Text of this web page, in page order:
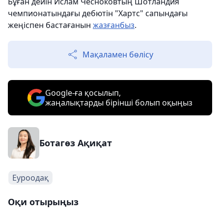
чемпионатындағы дебютін "Хартс" сапындағы
жеңіспен бастағанын жазғанбыз.
Мақаламен бөлісу
Google-ға қосылып,
жаңалықтарды бірінші болып оқыңыз
Ботагөз Ақиқат
Еуроодақ
Оқи отырыңыз